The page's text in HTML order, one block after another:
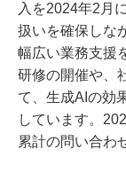
入を2024年2月
扱いを確保しな
幅広い業務支援
研修の開催や、
て、生成AIの効
しています。
累計の問い合わ